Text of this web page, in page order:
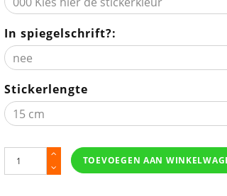
In spiegelschrift?:
Stickerlengte
TOEVOEGEN AAN